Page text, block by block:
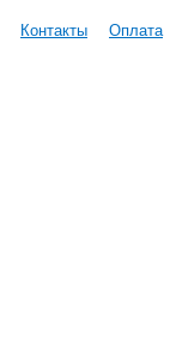
Контакты Оплата